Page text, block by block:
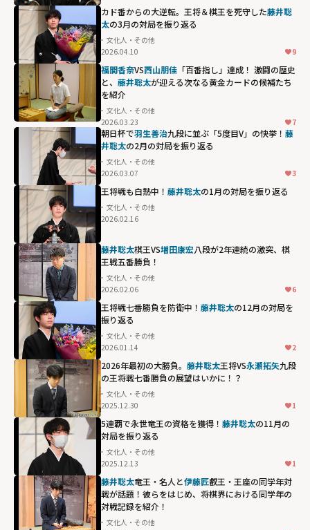
カド番からの大逆転。王将＆棋王を死守した藤井聡
太の3月の対局を振り返る
文化人・その他
2026.04.10
9
福間香奈VS西山朋佳 「百番指し」達成！ 激闘の歴史
と、 藤井聡太が迎える次なる黄金カードの候補たち
を紹介
文化人・その他
2026.03.23
7
朝日杯で羽生善治九段に並ぶ「5度目V」の快挙！ 藤
井聡太の2月の対局を振り返る
文化人・その他
2026.03.07
3
王将戦も白熱中！ 藤井聡太の1月の対局を振り返る
文化人・その他
2026.02.16
藤井聡太棋王VS増田康宏八段が2年連続の激突、棋
王戦五番勝負！
文化人・その他
2026.02.06
6
王将戦七番勝負を防衛中！ 藤井聡太の12月の対局を
振り返る
文化人・その他
2026.01.14
2
2026年最初の大勝負。 藤井聡太王将VS永瀬拓矢九段
の王将戦七番勝負の展望はいかに！？
文化人・その他
2025.12.30
1
5連覇で永世竜王の資格を獲得！ 藤井聡太の11月の
対局を振り返る
文化人・その他
2025.12.13
1
藤井聡太竜王・名人と伊藤匠叡王・王座の同学年対
戦が話題！彼らをはじめ、将棋界における同学年の
対戦記録を紹介！
文化人・その他